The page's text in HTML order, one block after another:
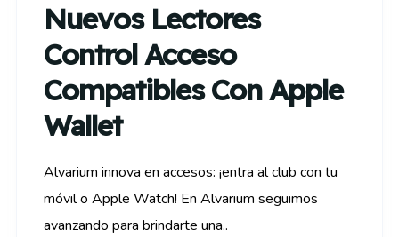
Nuevos Lectores
Control Acceso
Compatibles Con Apple
Wallet
Alvarium innova en accesos: ¡entra al club con tu
móvil o Apple Watch! En Alvarium seguimos
avanzando para brindarte una..